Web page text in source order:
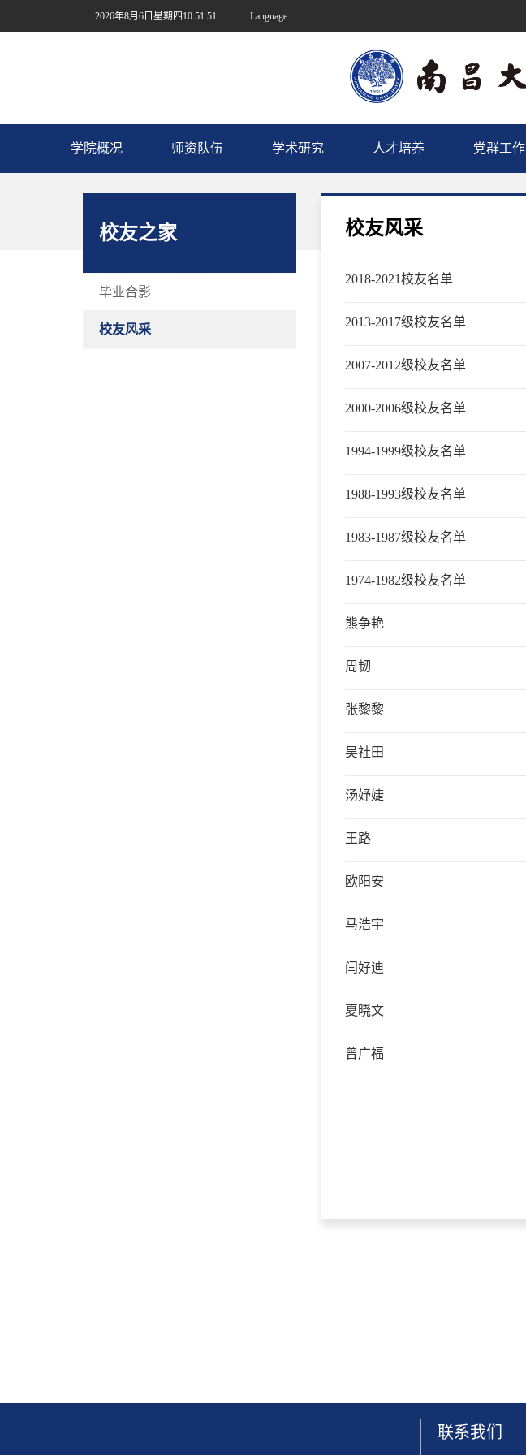
2026年8月6日星期四10:51:51 Language
学院概况 师资队伍 学术研究 人才培养 党群工作
校友之家
毕业合影
校友风采
校友风采
2018-2021校友名单
2013-2017级校友名单
2007-2012级校友名单
2000-2006级校友名单
1994-1999级校友名单
1988-1993级校友名单
1983-1987级校友名单
1974-1982级校友名单
熊争艳
周韧
张黎黎
吴社田
汤妤婕
王路
欧阳安
马浩宇
闫好迪
夏晓文
曾广福
联系我们